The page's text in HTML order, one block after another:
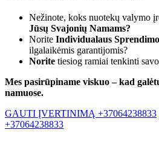
Nežinote, koks nuotekų valymo
Jūsų Svajonių Namams?
Norite Individualaus Sprendimo
ilgalaikėmis garantijomis?
Norite tiesiog ramiai tenkinti savo
Mes pasirūpiname viskuo – kad
namuose.
GAUTI ĮVERTINIMĄ +37064238833
+37064238833